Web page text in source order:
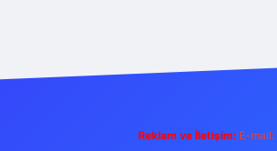
Reklam ve İletişim: E-mail: